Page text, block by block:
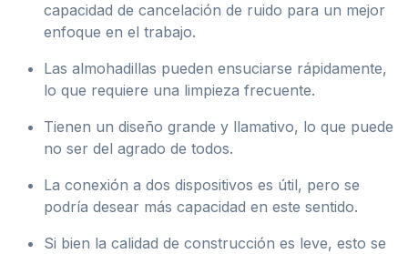
capacidad de cancelación de ruido para un mejor
enfoque en el trabajo.
Las almohadillas pueden ensuciarse rápidamente,
lo que requiere una limpieza frecuente.
Tienen un diseño grande y llamativo, lo que puede
no ser del agrado de todos.
La conexión a dos dispositivos es útil, pero se
podría desear más capacidad en este sentido.
Si bien la calidad de construcción es leve, esto se